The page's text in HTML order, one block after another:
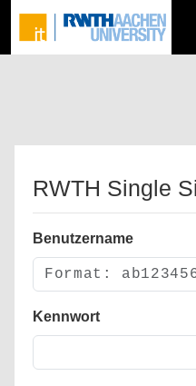
RWTH Single
Benutzername
Kennwort